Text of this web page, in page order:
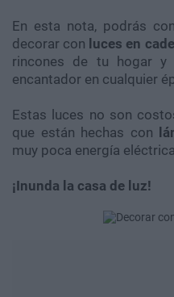
En esta nota, podrás
decorar con luces en
rincones de tu hogar
encantador en cualquier
Estas luces no son
que están hechas con
muy poca energía
¡Inunda la casa de luz!